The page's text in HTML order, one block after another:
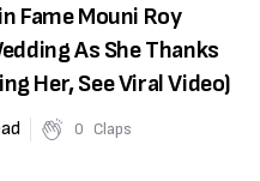
Fame Mouni Roy
As She Thanks
Her, See Viral Video)
0 Claps